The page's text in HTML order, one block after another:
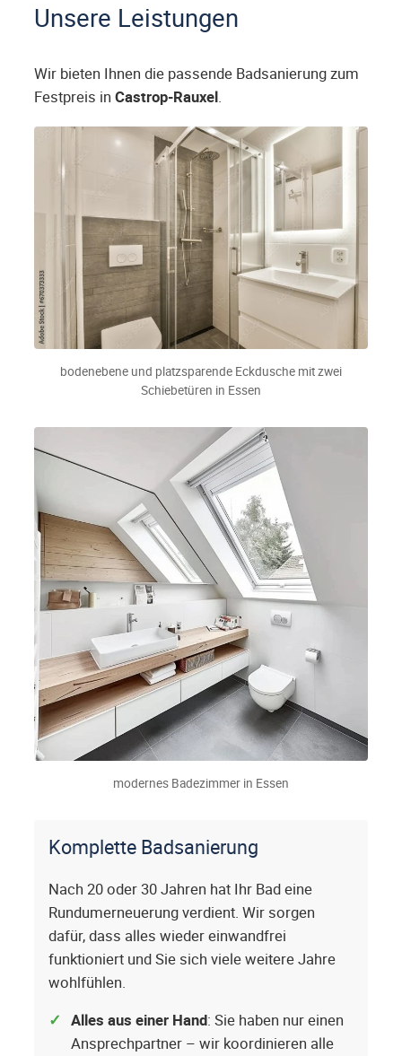
Unsere Leistungen
Wir bieten Ihnen die passende Badsanierung zum
Festpreis in Castrop-Rauxel.
bodenebene und platzsparende Eckdusche mit zwei
Schiebetüren in Essen
modernes Badezimmer in Essen
Komplette Badsanierung
Nach 20 oder 30 Jahren hat Ihr Bad eine
Rundumerneuerung verdient. Wir sorgen
dafür, dass alles wieder einwandfrei
funktioniert und Sie sich viele weitere Jahre
wohlfühlen.
Alles aus einer Hand: Sie haben nur einen
Ansprechpartner – wir koordinieren alle